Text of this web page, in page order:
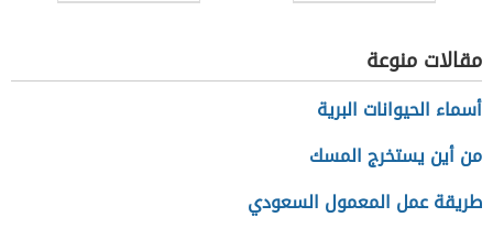
مقالات منوعة
أسماء الحيوانات البرية
من أين يستخرج المسك
طريقة عمل المعمول السعودي